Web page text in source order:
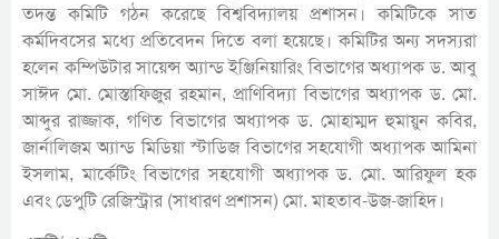
তদন্ত কমিটি গঠন করেছে বিশ্ববিদ্যালয় প্রশাসন। কমিটিকে সাত
কর্মদিবসের মধ্যে প্রতিবেদন দিতে বলা হয়েছে। কমিটির অন্য সদস্যরা
হলেন কম্পিউটার সায়েন্স অ্যান্ড ইঞ্জিনিয়ারিং বিভাগের অধ্যাপক ড. আবু
সাঈদ মো. মোস্তাফিজুর রহমান, প্রাণিবিদ্যা বিভাগের অধ্যাপক ড. মো.
আব্দুর রাজ্জাক, গণিত বিভাগের অধ্যাপক ড. মোহাম্মদ হুমায়ুন কবির,
জার্নালিজম অ্যান্ড মিডিয়া স্টাডিজ বিভাগের সহযোগী অধ্যাপক আমিনা
ইসলাম, মার্কেটিং বিভাগের সহযোগী অধ্যাপক ড. মো. আরিফুল হক
এবং ডেপুটি রেজিস্ট্রার (সাধারণ প্রশাসন) মো. মাহতাব-উজ-জাহিদ।